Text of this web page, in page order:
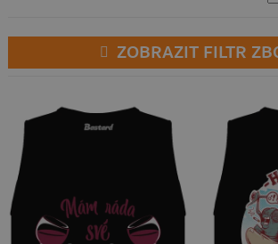
ZOBRAZIT FILTR
123 Kč